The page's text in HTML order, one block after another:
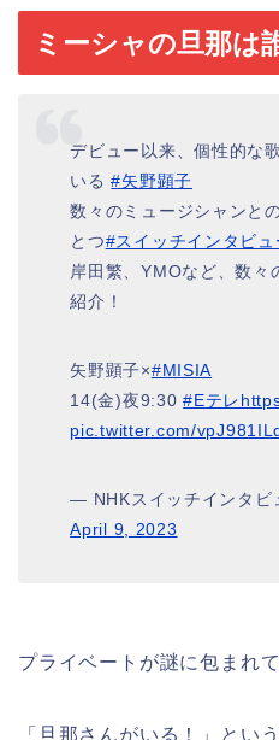
ミーシャの旦那は
デビュー以来、個性的な
いる#矢野顕子
数々のミュージシャンと
とつ#スイッチインタビュ
岸田繁、YMOなど、数々
紹介！
矢野顕子×#MISIA
14(金)夜9:30#Eテレ
pic.twitter.com/
— NHKスイッチインタビ
April 9, 2023
プライベートが謎に包まれ
「旦那さんがいる！」とい